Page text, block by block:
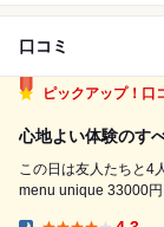
口コミ
ピックアップ！口
心地よい体験のす
この日は友人たちと4人で
menu unique 33000円を 心地よい空間 素材同士のハーモニー 素晴